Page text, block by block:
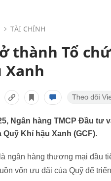
TÀI CHÍNH
thành Tổ
Xanh
Ngân hàng TMCP Đầu
Khí hậu Xanh (GCF).
ngân hàng thương mại đầu
vốn ưu đãi của Quỹ để